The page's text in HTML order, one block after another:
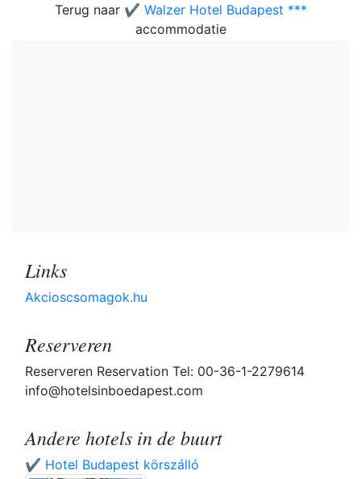
Terug naar ✔️ Walzer Hotel Budapest ***
accommodatie
Links
Akcioscsomagok.hu
Reserveren
Reserveren Reservation Tel: 00-36-1-2279614
info@hotelsinboedapest.com
Andere hotels in de buurt
✔️ Hotel Budapest körszálló